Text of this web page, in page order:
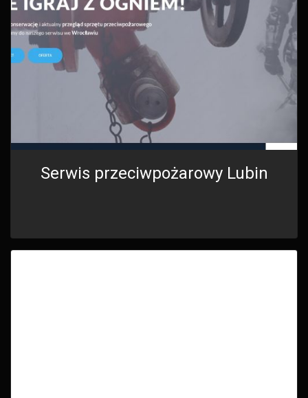
Serwis przeciwpożarowy Lubin